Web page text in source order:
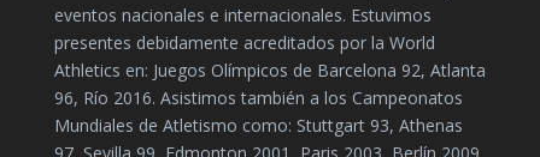
eventos nacionales e internacionales. Estuvimos
presentes debidamente acreditados por la World
Athletics en: Juegos Olímpicos de Barcelona 92, Atlanta
96, Río 2016. Asistimos también a los Campeonatos
Mundiales de Atletismo como: Stuttgart 93, Athenas